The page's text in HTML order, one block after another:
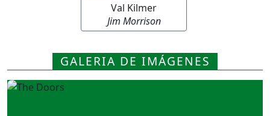
Val Kilmer
Jim Morrison
GALERIA DE IMÁGENES